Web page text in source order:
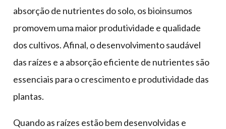
absorção de nutrientes do solo, os bioinsumos
promovem uma maior produtividade e qualidade
dos cultivos. Afinal, o desenvolvimento saudável
das raízes e a absorção eficiente de nutrientes são
essenciais para o crescimento e produtividade das
plantas.
Quando as raízes estão bem desenvolvidas e